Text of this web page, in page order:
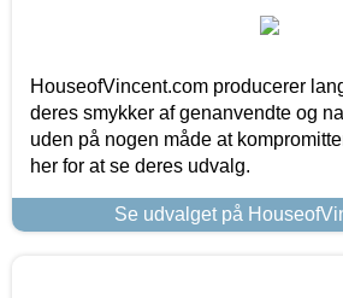
HouseofVincent.com producerer
deres smykker af genanvendte og
uden på nogen måde at
her for at se deres udvalg.
Se udvalget på